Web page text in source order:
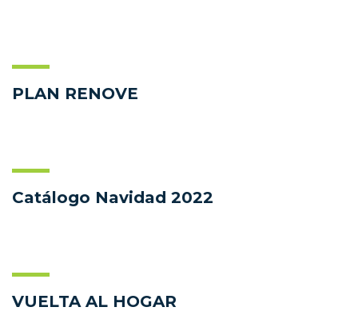
PLAN RENOVE
Catálogo Navidad 2022
VUELTA AL HOGAR